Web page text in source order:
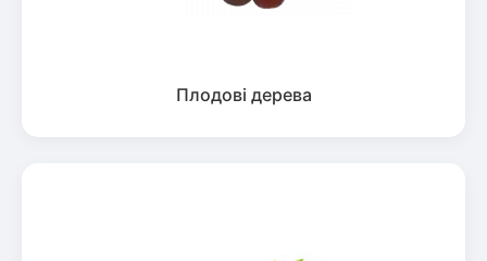
Плодові дерева